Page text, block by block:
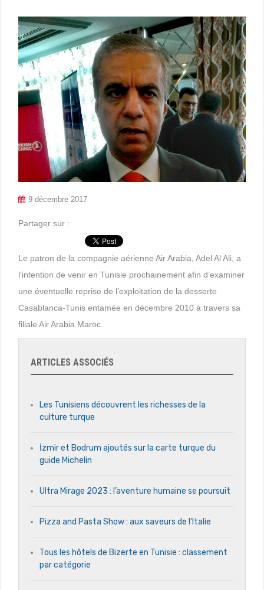
9 décembre 2017
Partager sur :
Le patron de la compagnie aérienne Air Arabia, Adel Al Ali, a
l’intention de venir en Tunisie prochainement afin d’examiner
une éventuelle reprise de l’exploitation de la desserte
Casablanca-Tunis entamée en décembre 2010 à travers sa
filiale Air Arabia Maroc.
ARTICLES ASSOCIÉS
Les Tunisiens découvrent les richesses de la
culture turque
İzmir et Bodrum ajoutés sur la carte turque du
guide Michelin
Ultra Mirage 2023 : l’aventure humaine se poursuit
Pizza and Pasta Show : aux saveurs de l’Italie
Tous les hôtels de Bizerte en Tunisie : classement
par catégorie